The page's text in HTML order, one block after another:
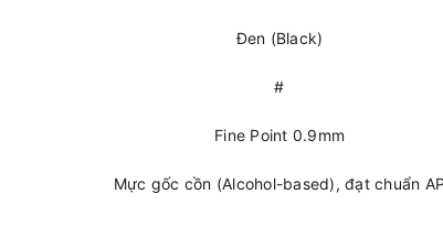
Đen (Black)
#
Fine Point 0.9mm
Mực gốc cồn (Alcohol-based), đạt chuẩn AP